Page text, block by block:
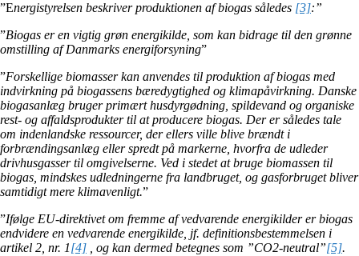
”Energistyrelsen beskriver produktionen af biogas således [3]:”
”Biogas er en vigtig grøn energikilde, som kan bidrage til den grønne
omstilling af Danmarks energiforsyning”
”Forskellige biomasser kan anvendes til produktion af biogas med
indvirkning på biogassens bæredygtighed og klimapåvirkning. Danske
biogasanlæg bruger primært husdyrgødning, spildevand og organiske
rest- og affaldsprodukter til at producere biogas. Der er således tale
om indenlandske ressourcer, der ellers ville blive brændt i
forbrændingsanlæg eller spredt på markerne, hvorfra de udleder
drivhusgasser til omgivelserne. Ved i stedet at bruge biomassen til
biogas, mindskes udledningerne fra landbruget, og gasforbruget bliver
samtidigt mere klimavenligt.”
”Ifølge EU-direktivet om fremme af vedvarende energikilder er biogas
endvidere en vedvarende energikilde, jf. definitionsbestemmelsen i
artikel 2, nr. 1[4] , og kan dermed betegnes som ”CO2-neutral”[5].